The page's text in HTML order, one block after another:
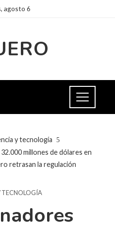
agosto 6
y tecnología
millones de dólares en
retrasan la regulación
TECNOLOGÍA